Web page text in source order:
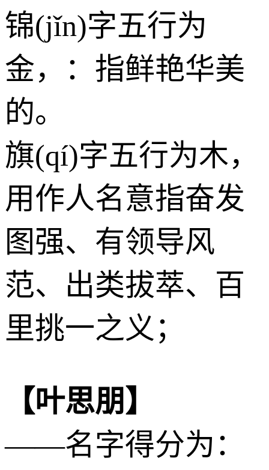
锦(jǐn)字五行为
金，：指鲜艳华美
的。
旗(qí)字五行为木，
用作人名意指奋发
图强、有领导风
范、出类拔萃、百
里挑一之义；
【叶思朋】
——名字得分为：